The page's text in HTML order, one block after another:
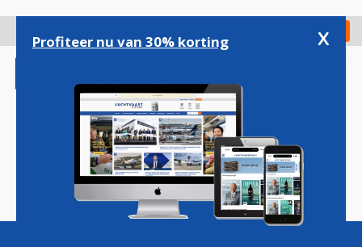
gaan
Check in
Magazine Podcasts Vacatures
Profiteer nu van 30% korting x